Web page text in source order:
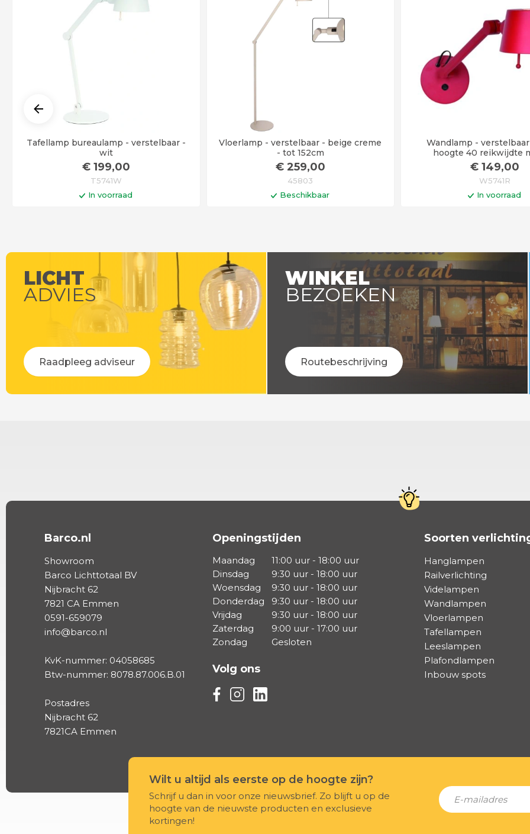
Tafellamp bureaulamp - verstelbaar -
wit
€199,00
T5741W
In voorraad
Vloerlamp - verstelbaar - beige creme
- tot 152cm
€259,00
45803
Beschikbaar
Wandlamp - verstelbaar
hoogte 40 reikwijdte
€149,00
W5741R
In voorraad
LICHT
ADVIES
Raadpleeg adviseur
WINKEL
BEZOEKEN
Routebeschrijving
Barco.nl
Showroom
Barco Lichttotaal BV
Nijbracht 62
7821 CA Emmen
0591-659079
info@barco.nl
KvK-nummer: 04058685
Btw-nummer: 8078.87.006.B.01
Postadres
Nijbracht 62
7821CA Emmen
Openingstijden
Maandag
11:00 uur - 18:00 uur
Dinsdag
9:30 uur - 18:00 uur
Woensdag
9:30 uur - 18:00 uur
Donderdag
9:30 uur - 18:00 uur
Vrijdag
9:30 uur - 18:00 uur
Zaterdag
9:00 uur - 17:00 uur
Zondag
Gesloten
Volg ons
Volg ons via Facebook
Volg ons via Instagram
Volg ons via Linkedin
Soorten
Hanglampen
Railverlichting
Videlampen
Wandlampen
Vloerlampen
Tafellampen
Leeslampen
Plafondlampen
Inbouw spots
Wilt u altijd als eerste op de hoogte zijn?
Schrijf u dan in voor onze nieuwsbrief. Zo blijft u op de
hoogte van de nieuwste producten en exclusieve
kortingen!